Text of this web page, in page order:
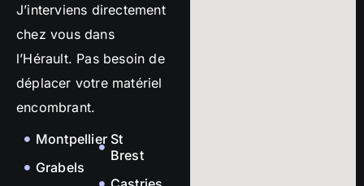
J’interviens directement
chez vous dans
l’Hérault. Pas besoin de
déplacer votre matériel
encombrant.
Montpellier
Grabels
St
Brest